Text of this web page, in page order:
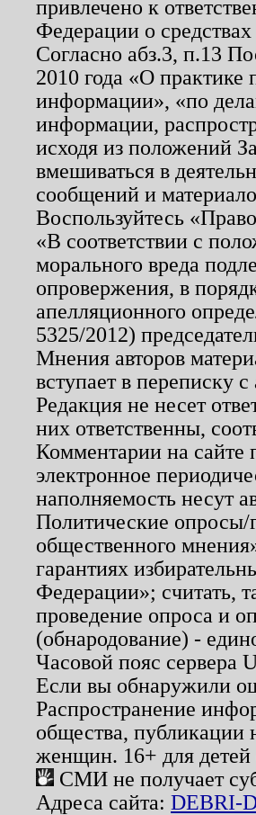
привлечено к
Федерации о
Согласно абз.3, п.13
2010 года «О
информации», «по
информации,
исходя из положений
вмешиваться в
сообщений и
Воспользуйтесь
«В соответствии с
морального вреда
опровержения, в
апелляционного
5325/2012)
Мнения авторов
вступает в переписку с
Редакция не несет
них ответственны,
Комментарии на
электронное
наполняемость несут
Политические опросы/
общественного
гарантиях
Федерации»; считать,
проведение опроса и
(обнародование) -
Часовой пояс сервера
Если вы обнаружили
Распространение
общества, публикации
женщин. 16+ для детей
СМИ не получает
Адреса сайта: DEBRI-